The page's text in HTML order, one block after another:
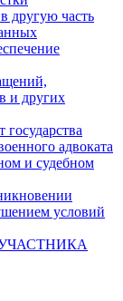
другую часть
и других
адвоката
и судебном
условий